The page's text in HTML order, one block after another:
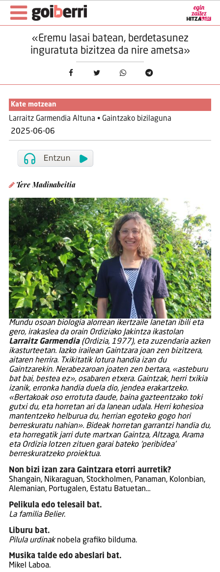
«Eremu lasai batean, berdetasunez
inguratuta bizitzea da nire ametsa»
Kate motzean
Larraitz Garmendia Altuna • Gaintzako bizilaguna
2025-06-06
Tere Madinabeitia
Mundu osoan biologia alorrean ikertzaile lanetan ibili eta
gero, irakaslea da orain Ordiziako Jakintza ikastolan
Larraitz Garmendia(Ordizia, 1977), eta zuzendaria azken
ikasturteetan. Iazko irailean Gaintzara joan zen bizitzera,
aitaren herrira. Txikitatik lotura handia izan du
Gaintzarekin. Nerabezaroan joaten zen bertara, «asteburu
bat bai, bestea ez», osabaren etxera. Gaintzak, herri txikia
izanik, erronka handia duela dio, jendea erakartzeko.
«Bertakoak oso errotuta daude, baina gazteentzako toki
gutxi du, eta horretan ari da lanean udala. Herri kohesioa
mantentzeko helburua du, herrian egoteko gogo hori
berreskuratu nahian». Bideak horretan garrantzi handia du,
eta horregatik jarri dute martxan Gaintza, Altzaga, Arama
eta Ordizia lotzen zituen garai bateko ‘peribidea’
berreskuratzeko proiektua.
Non bizi izan zara Gaintzara etorri aurretik?
Shangain, Nikaraguan, Stockholmen, Panaman, Kolonbian,
Alemanian, Portugalen, Estatu Batuetan…
Pelikula edo telesail bat.
La familia Belier.
Liburu bat.
Pilula urdinaknobela grafiko bilduma.
Musika talde edo abeslari bat.
Mikel Laboa.